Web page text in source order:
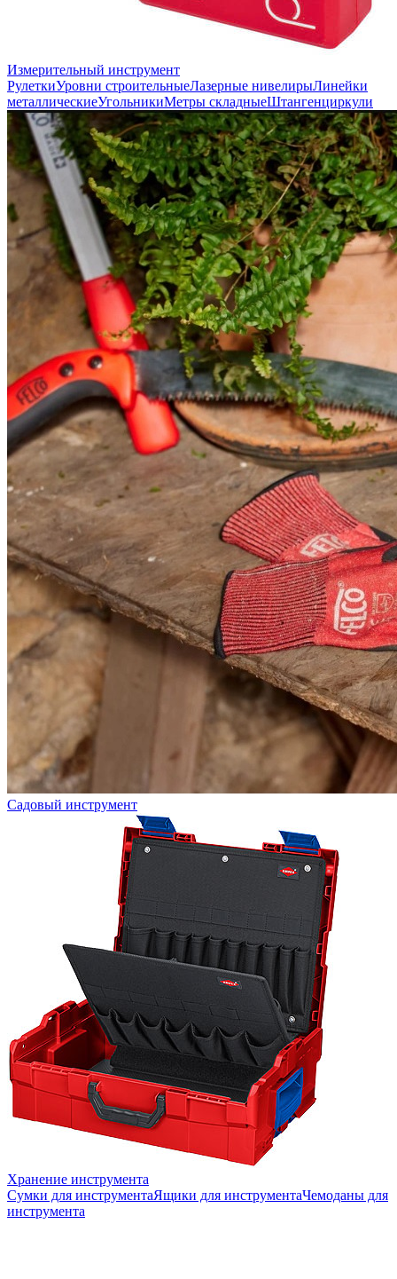
Измерительный инструмент
РулеткиУровни строительныеЛазерные нивелирыЛинейки
металлическиеУгольникиМетры складныеШтангенциркули
Садовый инструмент
Хранение инструмента
Сумки для инструментаЯщики для инструментаЧемоданы для
инструмента